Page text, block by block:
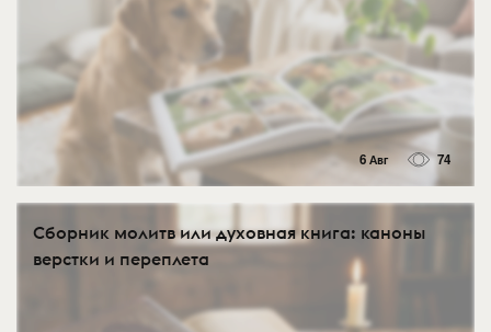
6 Авг 74
Сборник молитв или духовная книга: каноны
верстки и переплета